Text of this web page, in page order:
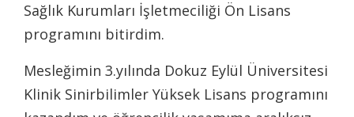
Sağlık Kurumları İşletmeciliği Ön Lisans
programını bitirdim.
Mesleğimin 3.yılında Dokuz Eylül Üniversitesi
Klinik Sinirbilimler Yüksek Lisans programını